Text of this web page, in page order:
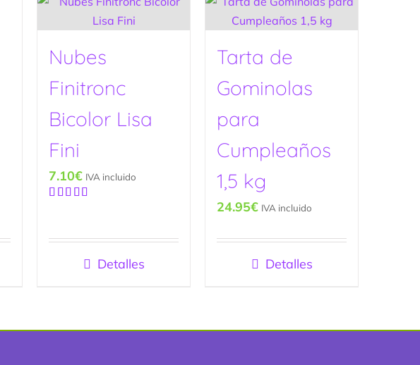
Nubes
Finitronc
Bicolor Lisa
Fini
7.10€ IVA incluido
Detalles
Tarta de
Gominolas
para
Cumpleaños
1,5 kg
24.95€ IVA incluido
Detalles